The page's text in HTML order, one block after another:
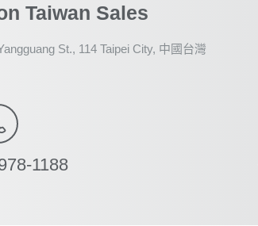
Taiwan Sales
St., 114 Taipei City, 中國台灣
1188